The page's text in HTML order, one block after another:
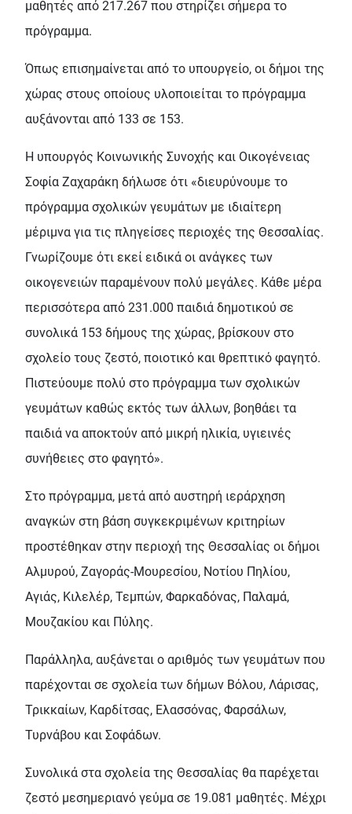
μαθητές από 217.267 που στηρίζει σήμερα το
πρόγραμμα.
Όπως επισημαίνεται από το υπουργείο, οι δήμοι της
χώρας στους οποίους υλοποιείται το πρόγραμμα
αυξάνονται από 133 σε 153.
Η υπουργός Κοινωνικής Συνοχής και Οικογένειας
Σοφία Ζαχαράκη δήλωσε ότι «διευρύνουμε το
πρόγραμμα σχολικών γευμάτων με ιδιαίτερη
μέριμνα για τις πληγείσες περιοχές της Θεσσαλίας.
Γνωρίζουμε ότι εκεί ειδικά οι ανάγκες των
οικογενειών παραμένουν πολύ μεγάλες. Κάθε μέρα
περισσότερα από 231.000 παιδιά δημοτικού σε
συνολικά 153 δήμους της χώρας, βρίσκουν στο
σχολείο τους ζεστό, ποιοτικό και θρεπτικό φαγητό.
Πιστεύουμε πολύ στο πρόγραμμα των σχολικών
γευμάτων καθώς εκτός των άλλων, βοηθάει τα
παιδιά να αποκτούν από μικρή ηλικία, υγιεινές
συνήθειες στο φαγητό».
Στο πρόγραμμα, μετά από αυστηρή ιεράρχηση
αναγκών στη βάση συγκεκριμένων κριτηρίων
προστέθηκαν στην περιοχή της Θεσσαλίας οι δήμοι
Αλμυρού, Ζαγοράς-Μουρεσίου, Νοτίου Πηλίου,
Αγιάς, Κιλελέρ, Τεμπών, Φαρκαδόνας, Παλαμά,
Μουζακίου και Πύλης.
Παράλληλα, αυξάνεται ο αριθμός των γευμάτων που
παρέχονται σε σχολεία των δήμων Βόλου, Λάρισας,
Τρικκαίων, Καρδίτσας, Ελασσόνας, Φαρσάλων,
Τυρνάβου και Σοφάδων.
Συνολικά στα σχολεία της Θεσσαλίας θα παρέχεται
ζεστό μεσημεριανό γεύμα σε 19.081 μαθητές. Μέχρι